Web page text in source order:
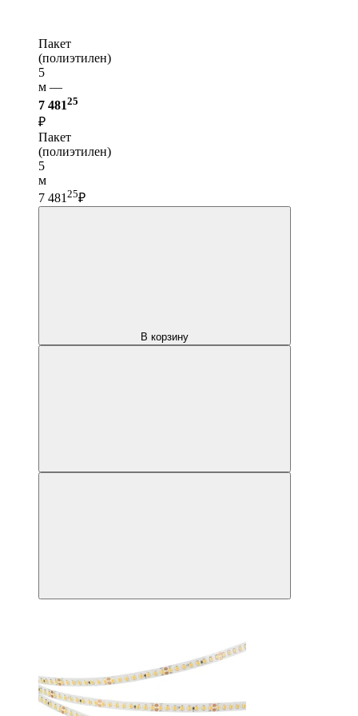
Пакет
(полиэтилен)
5
м —
7 48125
₽
Пакет
(полиэтилен)
5
м
7 481 25₽
В корзину